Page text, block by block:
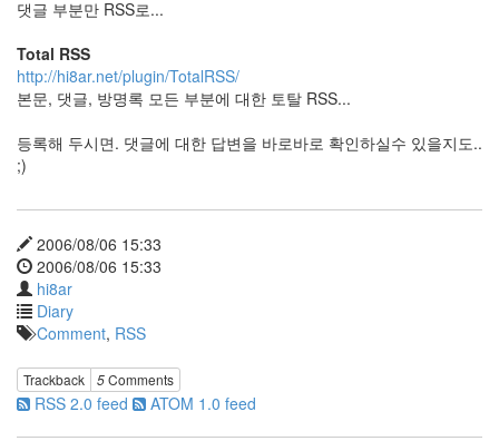
댓글 부분만 RSS로...
Total RSS
http://hi8ar.net/plugin/TotalRSS/
본문, 댓글, 방명록 모든 부분에 대한 토탈 RSS...
등록해 두시면. 댓글에 대한 답변을 바로바로 확인하실수 있을지도..
;)
2006/08/06 15:33
2006/08/06 15:33
hi8ar
Diary
Comment, RSS
Trackback 5Comments
RSS 2.0 feed ATOM 1.0 feed
친
커
버
플
우
디
이
내
랑
울
보
져
도
완